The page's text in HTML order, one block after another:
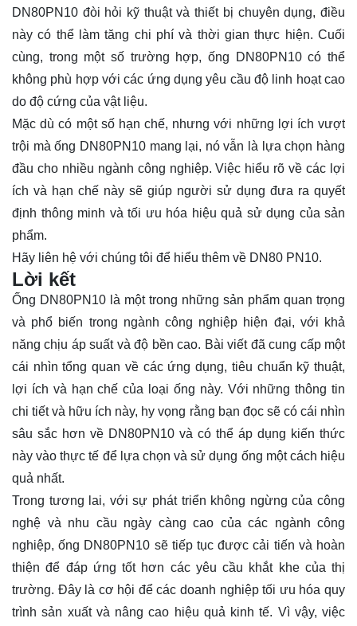
DN80PN10 đòi hỏi kỹ thuật và thiết bị chuyên dụng, điều
này có thể làm tăng chi phí và thời gian thực hiện. Cuối
cùng, trong một số trường hợp, ống DN80PN10 có thể
không phù hợp với các ứng dụng yêu cầu độ linh hoạt cao
do độ cứng của vật liệu.
Mặc dù có một số hạn chế, nhưng với những lợi ích vượt
trội mà ống DN80PN10 mang lại, nó vẫn là lựa chọn hàng
đầu cho nhiều ngành công nghiệp. Việc hiểu rõ về các lợi
ích và hạn chế này sẽ giúp người sử dụng đưa ra quyết
định thông minh và tối ưu hóa hiệu quả sử dụng của sản
phẩm.
Hãy liên hệ với chúng tôi để hiểu thêm về DN80 PN10.
Lời kết
Ống DN80PN10 là một trong những sản phẩm quan trọng
và phổ biến trong ngành công nghiệp hiện đại, với khả
năng chịu áp suất và độ bền cao. Bài viết đã cung cấp một
cái nhìn tổng quan về các ứng dụng, tiêu chuẩn kỹ thuật,
lợi ích và hạn chế của loại ống này. Với những thông tin
chi tiết và hữu ích này, hy vọng rằng bạn đọc sẽ có cái nhìn
sâu sắc hơn về DN80PN10 và có thể áp dụng kiến thức
này vào thực tế để lựa chọn và sử dụng ống một cách hiệu
quả nhất.
Trong tương lai, với sự phát triển không ngừng của công
nghệ và nhu cầu ngày càng cao của các ngành công
nghiệp, ống DN80PN10 sẽ tiếp tục được cải tiến và hoàn
thiện để đáp ứng tốt hơn các yêu cầu khắt khe của thị
trường. Đây là cơ hội để các doanh nghiệp tối ưu hóa quy
trình sản xuất và nâng cao hiệu quả kinh tế. Vì vậy, việc